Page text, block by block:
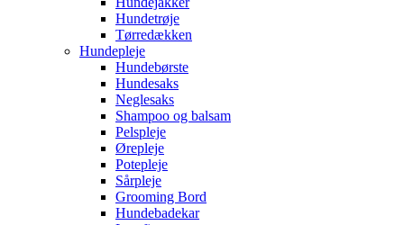
Hundetrøje
Tørredækken
Hundepleje
Hundebørste
Hundesaks
Neglesaks
Shampoo og balsam
Pelspleje
Ørepleje
Potepleje
Sårpleje
Grooming Bord
Hundebadekar